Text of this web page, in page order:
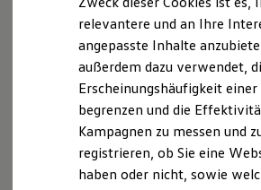
Kontrollleuchten
Batterieverordnung
XTL-Dieselkraftstoff
Ersatzteile und
Original Zubehör und Lifestyle
myVolkswagen
myVolkswagen Business
Elektrisch & Autonom
Elektro - & Hybridfahrzeuge
Unser Ansatz
relevantere und an Ihre
angepasste Inhalte
außerdem dazu verwendet,
Erscheinungshäufigkeit einer
begrenzen und die
Kampagnen zu messen und
registrieren, ob Sie eine
haben oder nicht, sowie